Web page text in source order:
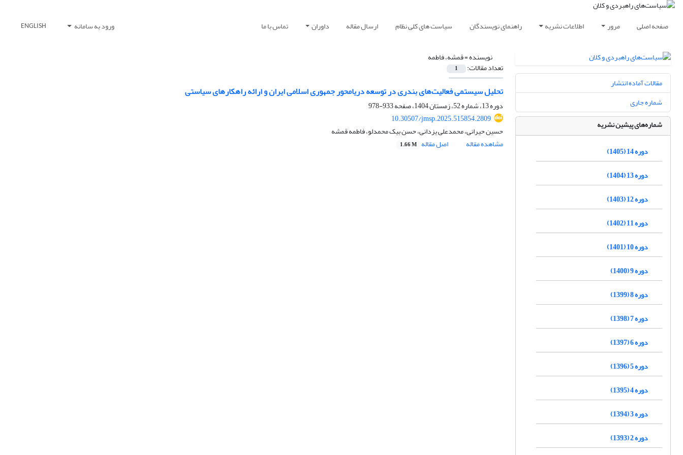
صفحه اصلی مرور اطلاعات نشریه راهنمای نویسندگان سیاست های کلی نظام ارسال مقاله داوران تماس با ما ورود به سامانه ENGLISH
نویسنده =قمشه، فاطمه
تعداد مقالات: 1
تحلیل سیستمی‌ فعالیت‌های‌ بندری در توسعه دریامحور جمهوری اسلامی ایران و ارائه راهکارهای سیاستی
دوره 13، شماره 52، زمستان 1404، صفحه
933-978
10.30507/jmsp.2025.515854.2809
حسین حیرانی، محمدعلی یزدانی، حسن بیک محمدلو، فاطمه قمشه
مشاهده مقاله
اصل مقاله 1.66 M
مقالات آماده انتشار
شماره جاری
شماره‌های پیشین نشریه
دوره 14 (1405)
دوره 13 (1404)
دوره 12 (1403)
دوره 11 (1402)
دوره 10 (1401)
دوره 9 (1400)
دوره 8 (1399)
دوره 7 (1398)
دوره 6 (1397)
دوره 5 (1396)
دوره 4 (1395)
دوره 3 (1394)
دوره 2 (1393)